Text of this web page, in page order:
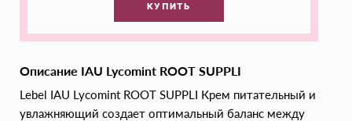
КУПИТЬ
Описание IAU Lycomint ROOT SUPPLI
Lebel IAU Lycomint ROOT SUPPLI Крем питательный и
увлажняющий создает оптимальный баланс между